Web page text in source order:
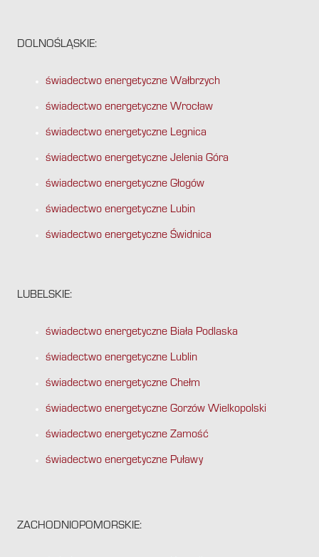
DOLNOŚLĄSKIE:
świadectwo energetyczne Wałbrzych
świadectwo energetyczne Wrocław
świadectwo energetyczne Legnica
świadectwo energetyczne Jelenia Góra
świadectwo energetyczne Głogów
świadectwo energetyczne Lubin
świadectwo energetyczne Świdnica
LUBELSKIE:
świadectwo energetyczne Biała Podlaska
świadectwo energetyczne Lublin
świadectwo energetyczne Chełm
świadectwo energetyczne Gorzów Wielkopolski
świadectwo energetyczne Zamość
świadectwo energetyczne Puławy
ZACHODNIOPOMORSKIE: